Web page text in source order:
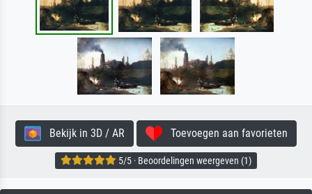
Bekijk in 3D / AR Toevoegen aan favorieten
5/5 · Beoordelingen weergeven (1)